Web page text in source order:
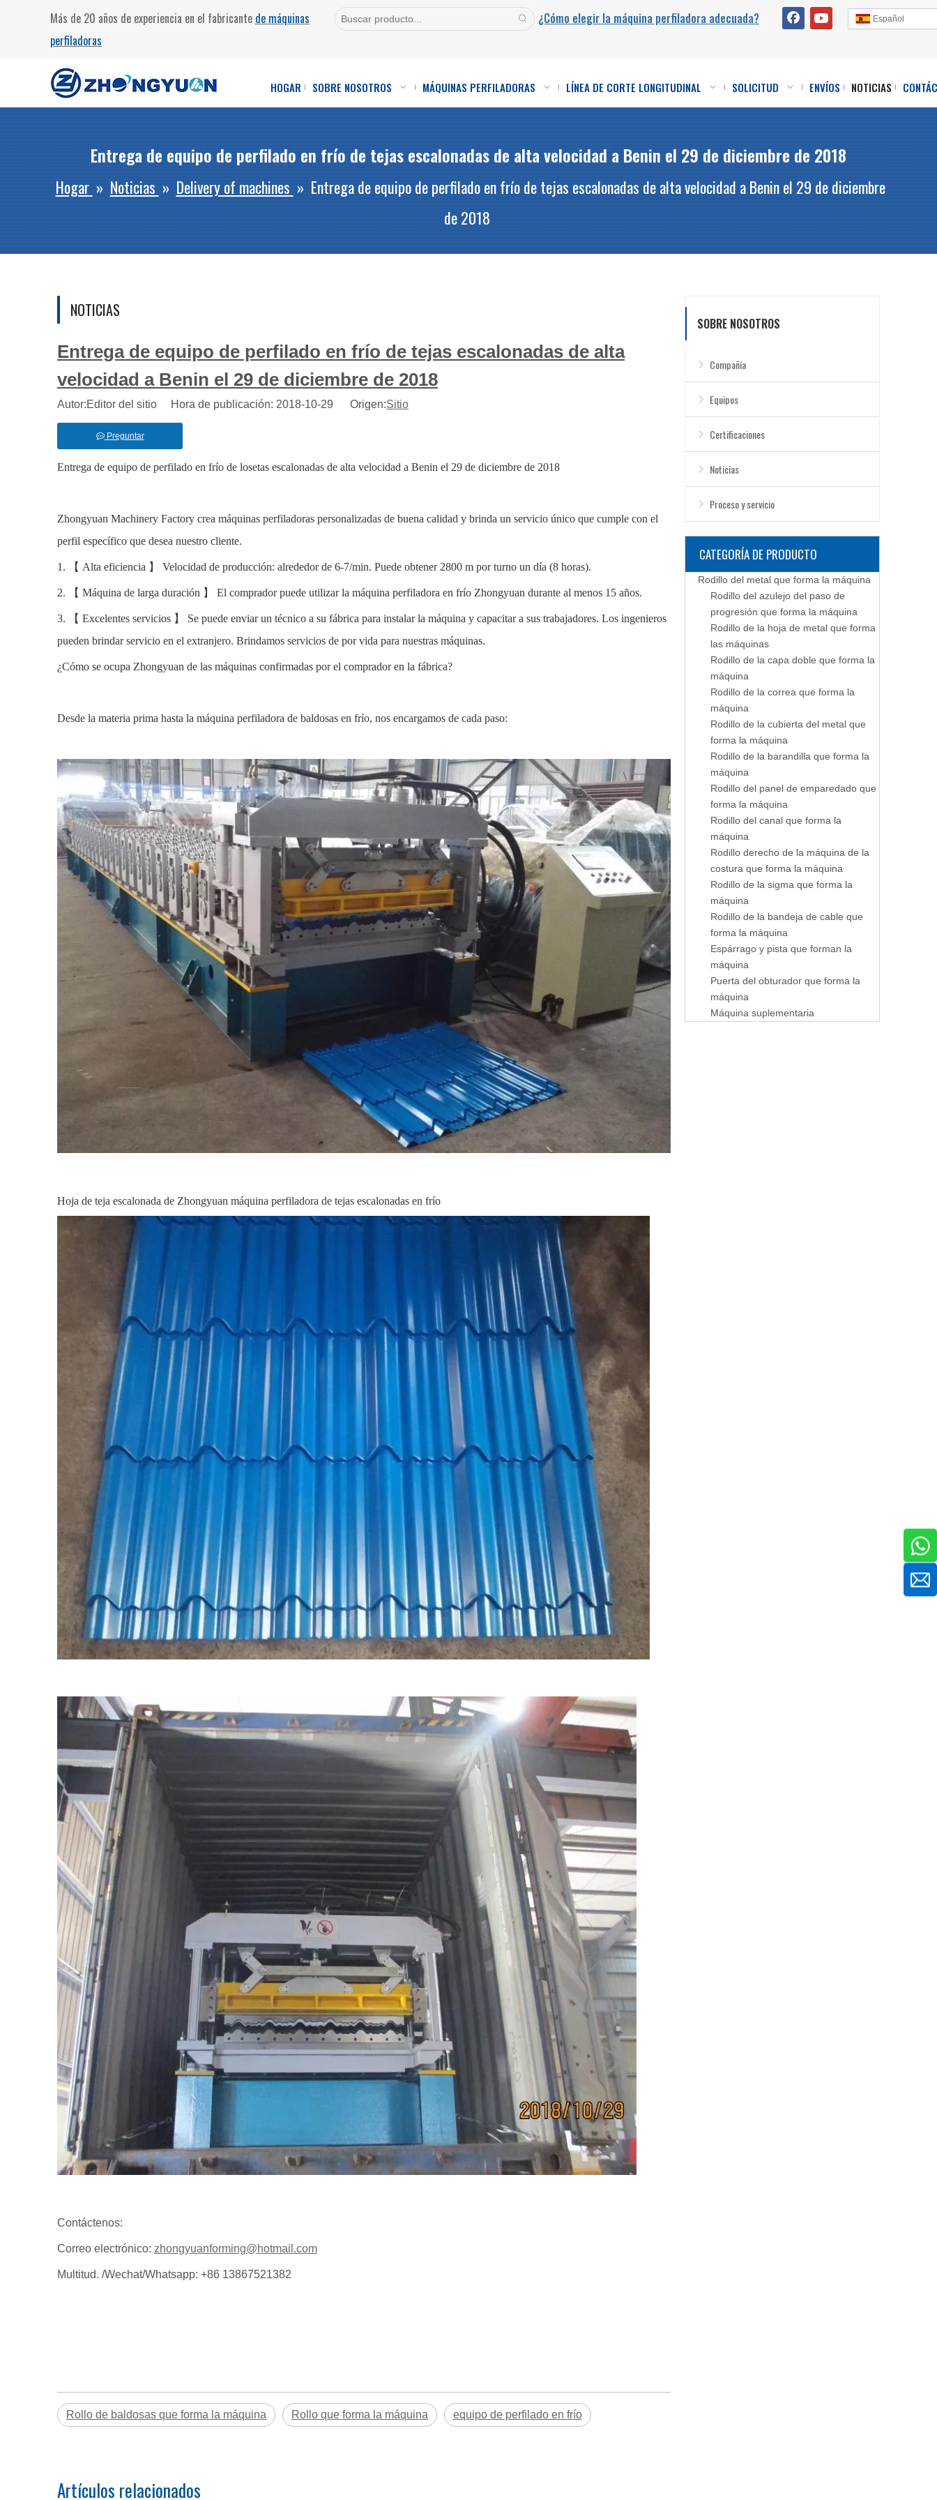
Más de 20 años de experiencia en el fabricante de máquinas
perfiladoras
¿Cómo elegir la máquina perfiladora adecuada? Español
HOGAR SOBRE NOSOTROS MÁQUINAS PERFILADORAS LÍNEA DE CORTE LONGITUDINAL SOLICITUD ENVÍOS NOTICIAS
Entrega de equipo de perfilado en frío de tejas escalonadas de alta velocidad a Benin el 29 de diciembre de 2018
Hogar » Noticias » Delivery of machines » Entrega de equipo de perfilado en frío de tejas escalonadas de alta velocidad a Benin el 29 de diciembre
de 2018
NOTICIAS
Entrega de equipo de perfilado en frío de tejas escalonadas de alta
velocidad a Benin el 29 de diciembre de 2018
Autor:Editor del sitio Hora de publicación: 2018-10-29 Origen:Sitio
Preguntar
Entrega de equipo de perfilado en frío de losetas escalonadas de alta velocidad a Benin el 29 de diciembre de 2018
Zhongyuan Machinery Factory crea máquinas perfiladoras personalizadas de buena calidad y brinda un servicio único que cumple con el
perfil específico que desea nuestro cliente.
1. 【 Alta eficiencia 】 Velocidad de producción: alrededor de 6-7/min. Puede obtener 2800 m por turno un día (8 horas).
2. 【 Máquina de larga duración 】 El comprador puede utilizar la máquina perfiladora en frío Zhongyuan durante al menos 15 años.
3. 【 Excelentes servicios 】 Se puede enviar un técnico a su fábrica para instalar la máquina y capacitar a sus trabajadores. Los ingenieros
pueden brindar servicio en el extranjero. Brindamos servicios de por vida para nuestras máquinas.
¿Cómo se ocupa Zhongyuan de las máquinas confirmadas por el comprador en la fábrica?
Desde la materia prima hasta la máquina perfiladora de baldosas en frío, nos encargamos de cada paso:
Hoja de teja escalonada de Zhongyuan máquina perfiladora de tejas escalonadas en frío
Contáctenos:
Correo electrónico: zhongyuanforming@hotmail.com
Multitud. /Wechat/Whatsapp: +86 13867521382
Rollo de baldosas que forma la máquina Rollo que forma la máquina equipo de perfilado en frío
Artículos relacionados
SOBRE NOSOTROS
Compañía
Equipos
Certificaciones
Noticias
Proceso y servicio
CATEGORÍA DE PRODUCTO
Rodillo del metal que forma la máquina
Rodillo del azulejo del paso de
progresión que forma la máquina
Rodillo de la hoja de metal que forma
las máquinas
Rodillo de la capa doble que forma la
máquina
Rodillo de la correa que forma la
máquina
Rodillo de la cubierta del metal que
forma la máquina
Rodillo de la barandilla que forma la
máquina
Rodillo del panel de emparedado que
forma la máquina
Rodillo del canal que forma la
máquina
Rodillo derecho de la máquina de la
costura que forma la máquina
Rodillo de la sigma que forma la
máquina
Rodillo de la bandeja de cable que
forma la máquina
Espárrago y pista que forman la
máquina
Puerta del obturador que forma la
máquina
Máquina suplementaria